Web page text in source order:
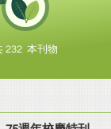
232 本刊物